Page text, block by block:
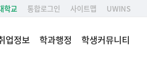
학교 통합로그인 사이트맵 UWINS
업정보 학과행정 학생커뮤니티